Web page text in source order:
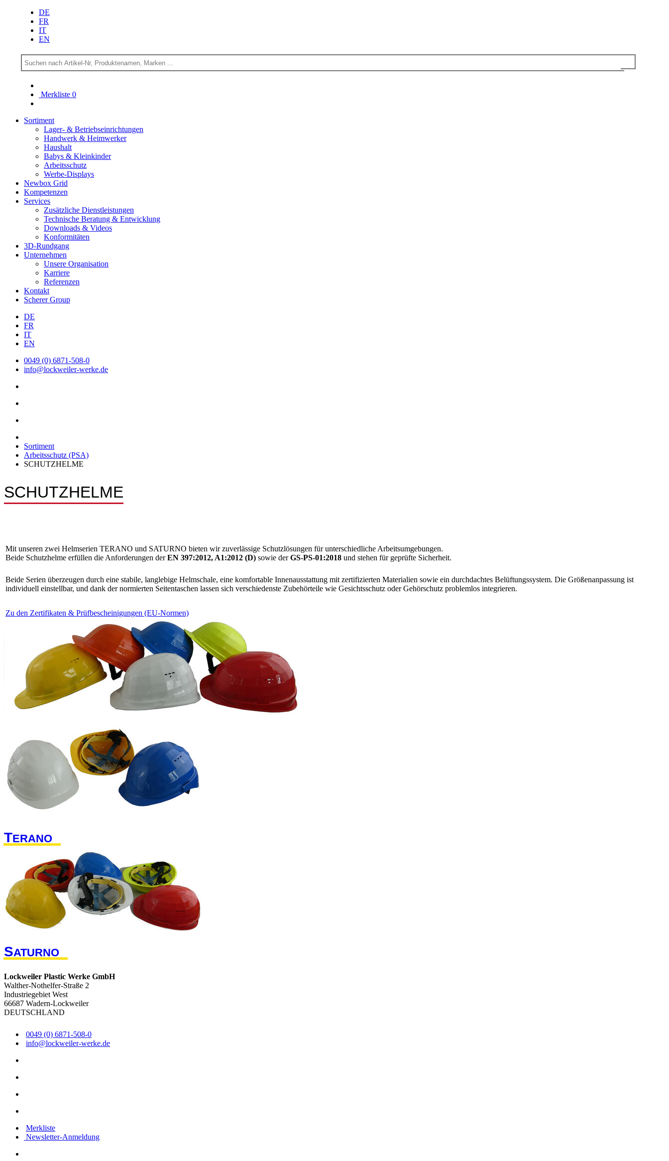
DE
FR
IT
EN
Merkliste 0
Sortiment
Lager- & Betriebs­einrichtungen
Handwerk & Heimwerker
Haushalt
Babys & Kleinkinder
Arbeitsschutz
Werbe-Displays
Newbox Grid
Kompetenzen
Services
Zusätzliche Dienstleistungen
Technische Beratung & Entwicklung
Downloads & Videos
Konformitäten
3D-Rundgang
Unternehmen
Unsere Organisation
Karriere
Referenzen
Kontakt
Scherer Group
DE
FR
IT
EN
0049 (0) 6871-508-0
info@lockweiler-werke.de
Sortiment
Arbeitsschutz (PSA)
SCHUTZHELME
SCHUTZHELME
Mit unseren zwei Helmserien TERANO und SATURNO bieten wir zuverlässige Schutzlösungen für unterschiedliche Arbeitsumgebungen.
Beide Schutzhelme erfüllen die Anforderungen derEN 397:2012, A1:2012 (D) sowie derGS-PS-01:2018 und stehen für geprüfte Sicherheit.
Beide Serien überzeugen durch eine stabile, langlebige Helmschale, eine komfortable Innenausstattung mit zertifizierten Materialien sowie ein durchdachtes Belüftungssystem. Die Größenanpassung ist
individuell einstellbar, und dank der normierten Seitentaschen lassen sich verschiedenste Zubehörteile wie Gesichtsschutz oder Gehörschutz problemlos integrieren.
Zu den Zertifikaten & Prüfbescheinigungen (EU-Normen)
TERANO
SATURNO
Lockweiler Plastic Werke GmbH
Walther-Nothelfer-Straße 2
Industriegebiet West
66687 Wadern-Lockweiler
DEUTSCHLAND
0049 (0) 6871-508-0
info@lockweiler-werke.de
Merkliste
Newsletter-Anmeldung